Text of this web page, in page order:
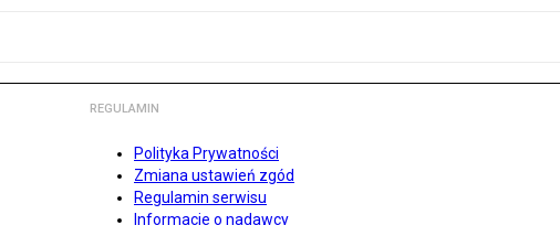
REGULAMIN
Polityka Prywatności
Zmiana ustawień zgód
Regulamin serwisu
Informacje o nadawcy